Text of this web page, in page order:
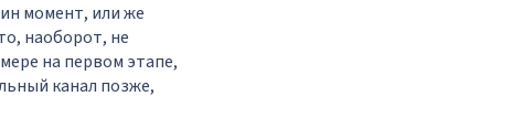
момент, или же
наоборот, не
на первом этапе,
канал позже,